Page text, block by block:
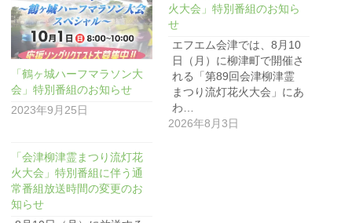
「鶴ヶ城ハーフマラソン大
会」特別番組のお知らせ
2023年9月25日
火大会」特別番組のお知ら
せ
エフエム会津では、8月10
日（月）に柳津町で開催さ
れる「第89回会津柳津霊
まつり流灯花火大会」にあ
わ…
2026年8月3日
「会津柳津霊まつり流灯花
火大会」特別番組に伴う通
常番組放送時間の変更のお
知らせ